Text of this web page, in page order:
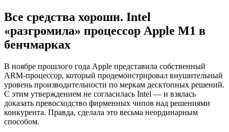
Все средства хороши. Intel
«разгромила» процессор Apple M1 в
бенчмарках
В ноябре прошлого года Apple представила собственный
ARM-процессор, который продемонстрировал внушительный
уровень производительности по меркам десктопных решений.
С этим утверждением не согласилась Intel — и взялась
доказать превосходство фирменных чипов над решениями
конкурента. Правда, сделала это весьма неординарным
способом.